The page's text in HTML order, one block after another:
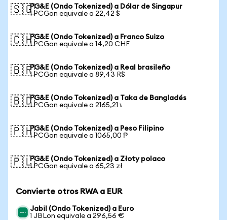
🇸🇬PG&E (Ondo Tokenized) a Dólar de Singapur
1 PCGon equivale a 22,42 $
🇨🇭PG&E (Ondo Tokenized) a Franco Suizo
1 PCGon equivale a 14,20 CHF
🇧🇷PG&E (Ondo Tokenized) a Real brasileño
1 PCGon equivale a 89,43 R$
🇧🇩PG&E (Ondo Tokenized) a Taka de Bangladés
1 PCGon equivale a 2165,21 ৳
🇵🇭PG&E (Ondo Tokenized) a Peso Filipino
1 PCGon equivale a 1065,00 ₱
🇵🇱PG&E (Ondo Tokenized) a Złoty polaco
1 PCGon equivale a 65,23 zł
Convierte otros RWA a EUR
Jabil (Ondo Tokenized) a Euro
1 JBLon equivale a 296,56 €